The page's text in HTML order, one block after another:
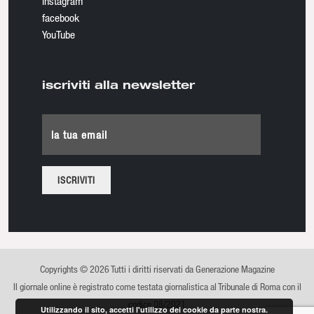
facebook
YouTube
iscriviti alla newsletter
la tua email
Copyrights © 2026 Tutti i diritti riservati da Generazione Magazine
Il giornale online è registrato come testata giornalistica al Tribunale di Roma con il
Utilizzando il sito, accetti l'utilizzo dei cookie da parte nostra.